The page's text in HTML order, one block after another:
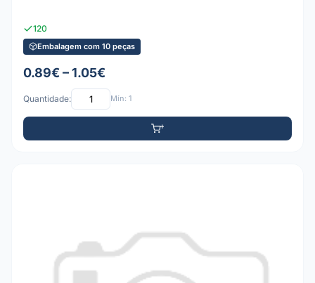
120
Embalagem com 10 peças
0.89€ – 1.05€
Quantidade: Mín: 1